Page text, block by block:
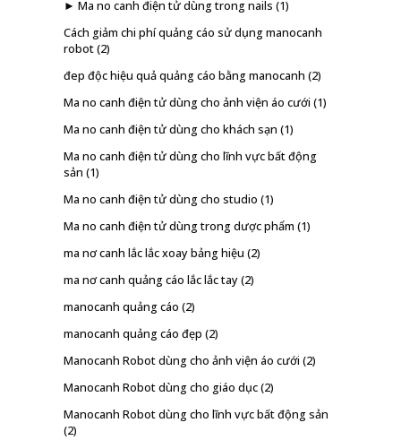
► Ma no canh điện tử dùng trong nails (1)
Cách giảm chi phí quảng cáo sử dụng manocanh
robot(2)
đep độc hiệu quả quảng cáo bằng manocanh (2)
Ma no canh điện tử dùng cho ảnh viện áo cưới (1)
Ma no canh điện tử dùng cho khách sạn (1)
Ma no canh điện tử dùng cho lĩnh vực bất động
sản (1)
Ma no canh điện tử dùng cho studio (1)
Ma no canh điện tử dùng trong dược phẩm (1)
ma nơ canh lắc lắc xoay bảng hiệu (2)
ma nơ canh quảng cáo lắc lắc tay(2)
manocanh quảng cáo (2)
manocanh quảng cáo đẹp (2)
Manocanh Robot dùng cho ảnh viện áo cưới (2)
Manocanh Robot dùng cho giáo dục(2)
Manocanh Robot dùng cho lĩnh vực bất động sản
(2)